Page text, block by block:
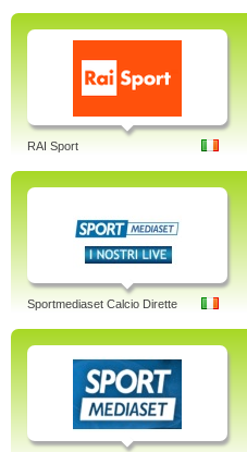
RAI Sport
Sportmediaset Calcio Dirette